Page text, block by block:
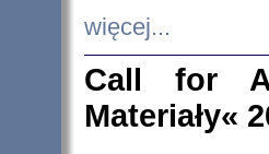
więcej...
Call for
Materiały«